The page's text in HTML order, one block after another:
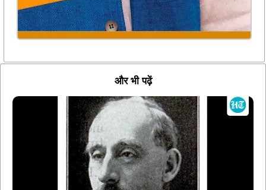
और भी पढ़ें